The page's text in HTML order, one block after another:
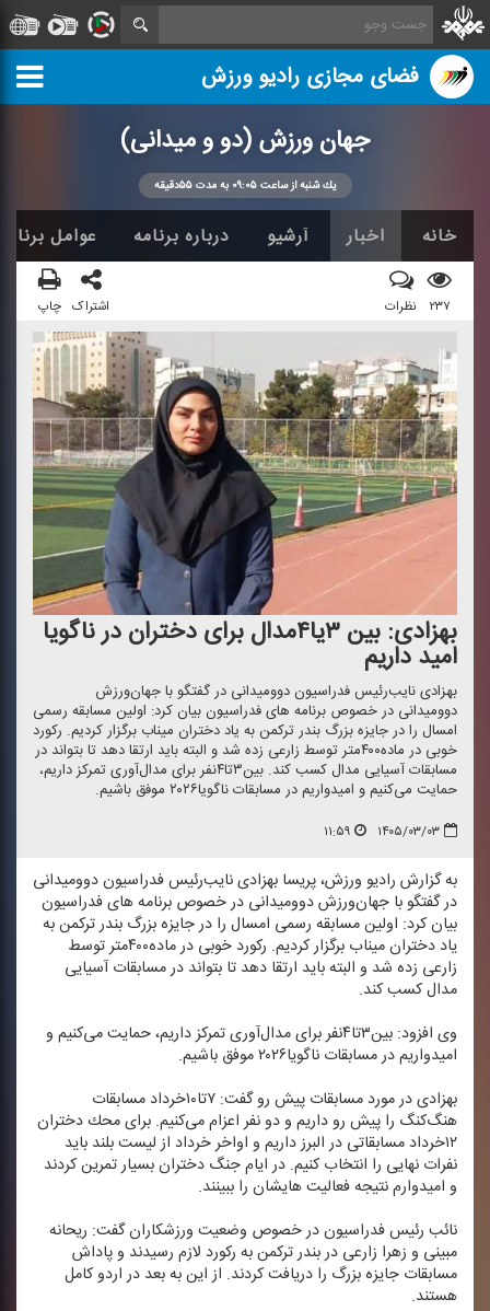
فضای مجازی رادیو ورزش
جهان ورزش (دو و میدانی)
یك شنبه از ساعت ۰۹:۰۵ به مدت ۵۵دقیقه
خانه اخبار آرشیو درباره برنامه عوامل برنامه
۲۳۷ نظرات اشتراک چاپ
بهزادی: بین ۳یا۴مدال برای دختران در ناگویا
امید داریم
بهزادی نایب‌رئیس فدراسیون دوومیدانی در گفتگو با جهان‌ورزش
دوومیدانی در خصوص برنامه های فدراسیون بیان كرد: اولین مسابقه رسمی
امسال را در جایزه بزرگ بندر تركمن به یاد دختران میناب برگزار كردیم. ركورد
خوبی در ماده۴۰۰متر توسط زارعی زده شد و البته باید ارتقا دهد تا بتواند در
مسابقات آسیایی مدال كسب كند. بین۳تا۴نفر برای مدال‌آوری تمركز داریم،
حمایت می‌كنیم و امیدواریم در مسابقات ناگویا۲۰۲۶ موفق باشیم.
۱۴۰۵/۰۳/۰۳ ۱۱:۵۹
به گزارش رادیو ورزش، پریسا بهزادی نایب‌رئیس فدراسیون دوومیدانی
در گفتگو با جهان‌ورزش دوومیدانی در خصوص برنامه های فدراسیون
بیان كرد: اولین مسابقه رسمی امسال را در جایزه بزرگ بندر تركمن به
یاد دختران میناب برگزار كردیم. ركورد خوبی در ماده۴۰۰متر توسط
زارعی زده شد و البته باید ارتقا دهد تا بتواند در مسابقات آسیایی
مدال كسب كند.
وی افزود: بین۳تا۴نفر برای مدال‌آوری تمركز داریم، حمایت می‌كنیم و
امیدواریم در مسابقات ناگویا۲۰۲۶ موفق باشیم.
بهزادی در مورد مسابقات پیش رو گفت: ۷تا۱۰خرداد مسابقات
هنگ‌كنگ را پیش رو داریم و دو نفر اعزام می‌كنیم. برای محك دختران
۱۲خرداد مسابقاتی در البرز داریم و اواخر خرداد از لیست بلند باید
نفرات نهایی را انتخاب كنیم. در ایام جنگ دختران بسیار تمرین كردند
و امیدوارم نتیجه فعالیت هایشان را ببینند.
نائب رئیس فدراسیون در خصوص وضعیت ورزشكاران گفت: ریحانه
مبینی و زهرا زارعی در بندر تركمن به ركورد لازم رسیدند و پاداش
مسابقات جایزه بزرگ را دریافت كردند. از این به بعد در اردو كامل
هستند.